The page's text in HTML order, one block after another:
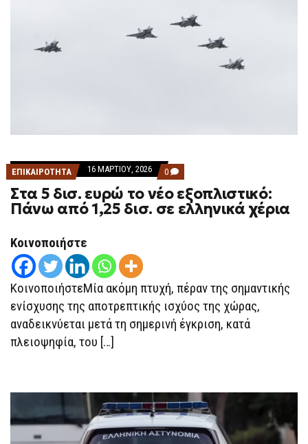
ΕΠΙΚΑΙΡΟΤΗΤΑ 16 ΜΑΡΤΊΟΥ, 2026 0 COMMENTS
ON
ΣΤΑ
5
ΔΙΣ.
1,25
ΔΙΣ.
ΣΕ
ΕΛΛΗΝΙΚΆ
ΧΈΡΙΑ
Στα 5 δισ. ευρώ το νέο εξοπλιστικό:
Πάνω από 1,25 δισ. σε ελληνικά χέρια
Κοινοποιήστε
ΚοινοποιήστεΜία ακόμη πτυχή, πέραν της σημαντικής
ενίσχυσης της αποτρεπτικής ισχύος της χώρας,
αναδεικνύεται μετά τη σημερινή έγκριση, κατά
πλειοψηφία, του […]